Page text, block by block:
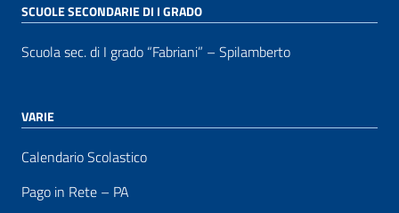
SCUOLE SECONDARIE DI I GRADO
Scuola sec. di I grado “Fabriani” – Spilamberto
VARIE
Calendario Scolastico
Pago in Rete – PA